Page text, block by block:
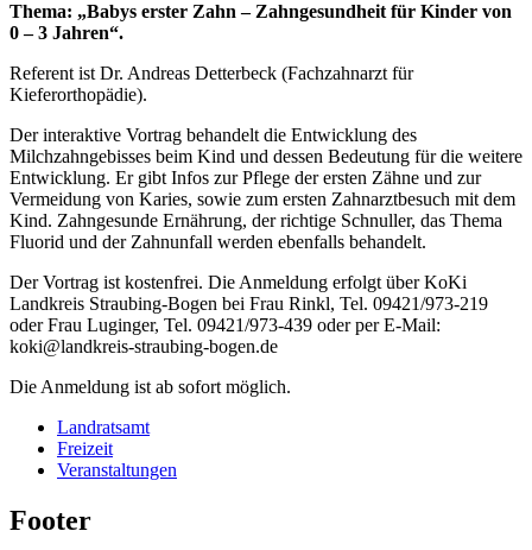
Thema: „Babys erster Zahn – Zahngesundheit für Kinder von
0 – 3 Jahren“.
Referent ist Dr. Andreas Detterbeck (Fachzahnarzt für
Kieferorthopädie).
Der interaktive Vortrag behandelt die Entwicklung des
Milchzahngebisses beim Kind und dessen Bedeutung für die weitere
Entwicklung. Er gibt Infos zur Pflege der ersten Zähne und zur
Vermeidung von Karies, sowie zum ersten Zahnarztbesuch mit dem
Kind. Zahngesunde Ernährung, der richtige Schnuller, das Thema
Fluorid und der Zahnunfall werden ebenfalls behandelt.
Der Vortrag ist kostenfrei. Die Anmeldung erfolgt über KoKi
Landkreis Straubing-Bogen bei Frau Rinkl, Tel. 09421/973-219
oder Frau Luginger, Tel. 09421/973-439 oder per E-Mail:
koki@landkreis-straubing-bogen.de
Die Anmeldung ist ab sofort möglich.
Landratsamt
Freizeit
Veranstaltungen
Footer